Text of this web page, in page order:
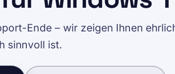
Ende – wir zeigen Ihnen
sinnvoll ist.